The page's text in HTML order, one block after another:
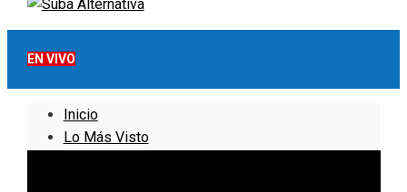
EN VIVO
Inicio
Lo Más Visto